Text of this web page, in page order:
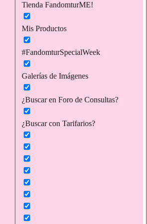
Tienda FandomturME!
Mis Productos
#FandomturSpecialWeek
Galerías de Imágenes
¿Buscar en Foro de Consultas?
¿Buscar con Tarifarios?